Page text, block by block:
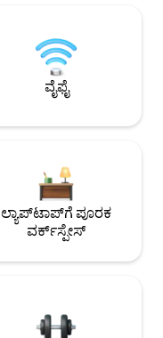
ವೈಫೈ
ಲ್ಯಾಪ್‌ಟಾಪ್‌ಗೆ ಪೂರಕ
ವರ್ಕ್‌ಸ್ಪೇಸ್